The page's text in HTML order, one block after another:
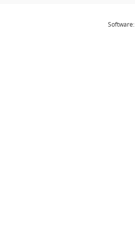
Software: